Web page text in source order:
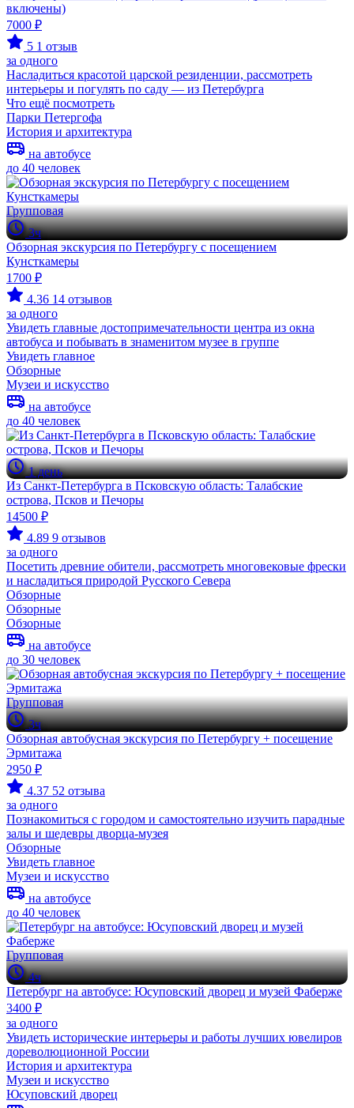
включены)
7000 ₽
5 1 отзыв
за одного
Насладиться красотой царской резиденции, рассмотреть
интерьеры и погулять по саду — из Петербурга
Что ещё посмотреть
Парки Петергофа
История и архитектура
на автобусе
до 40 человек
Групповая
3ч
Обзорная экскурсия по Петербургу с посещением
Кунсткамеры
1700 ₽
4.36 14 отзывов
за одного
Увидеть главные достопримечательности центра из окна
автобуса и побывать в знаменитом музее в группе
Увидеть главное
Обзорные
Музеи и искусство
на автобусе
до 40 человек
1 день
Из Санкт-Петербурга в Псковскую область: Талабские
острова, Псков и Печоры
14500 ₽
4.89 9 отзывов
за одного
Посетить древние обители, рассмотреть многовековые фрески
и насладиться природой Русского Севера
Обзорные
Обзорные
Обзорные
на автобусе
до 30 человек
Групповая
3ч
Обзорная автобусная экскурсия по Петербургу + посещение
Эрмитажа
2950 ₽
4.37 52 отзыва
за одного
Познакомиться с городом и самостоятельно изучить парадные
залы и шедевры дворца-музея
Обзорные
Увидеть главное
Музеи и искусство
на автобусе
до 40 человек
Групповая
4ч
Петербург на автобусе: Юсуповский дворец и музей Фаберже
3400 ₽
за одного
Увидеть исторические интерьеры и работы лучших ювелиров
дореволюционной России
История и архитектура
Музеи и искусство
Юсуповский дворец